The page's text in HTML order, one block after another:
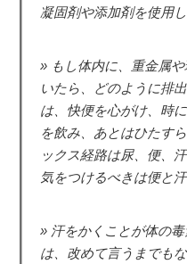
凝固剤や添加剤を使用
もし体内に、重金属
いたら、どのように排
は、快便を心がけ、時
を飲み、あとはひたす
ックス経路は尿、便、
気をつけるべきは便と汗
汗をかくことが体の
は、改めて言うまでも